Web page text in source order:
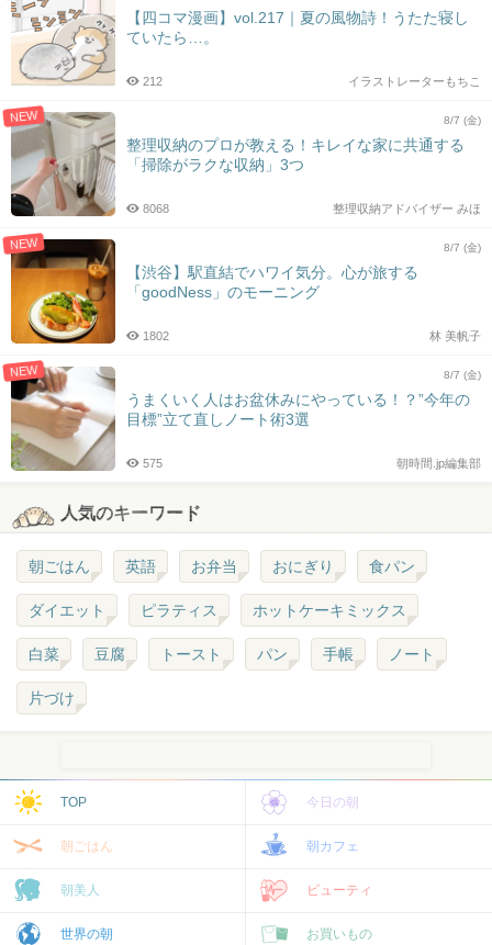
【四コマ漫画】vol.217｜夏の風物詩！うたた寝し
ていたら…。
イラストレーターもちこ
212
NEW 8/7 (金)
整理収納のプロが教える！キレイな家に共通する
「掃除がラクな収納」3つ
整理収納アドバイザー みほ
8068
NEW 8/7 (金)
【渋谷】駅直結でハワイ気分。心が旅する
「goodNess」のモーニング
林 美帆子
1802
NEW 8/7 (金)
うまくいく人はお盆休みにやっている！？”今年の
目標”立て直しノート術3選
朝時間.jp編集部
575
人気のキーワード
朝ごはん 英語 お弁当 おにぎり 食パン
ダイエット ピラティス ホットケーキミックス
白菜 豆腐 トースト パン 手帳 ノート
片づけ
TOP 今日の朝
朝ごはん 朝カフェ
朝美人 ビューティ
世界の朝 お買いもの